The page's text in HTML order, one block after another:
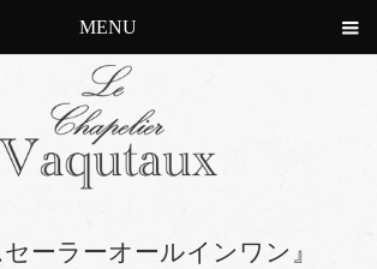
MENU
セーラーオールインワン』